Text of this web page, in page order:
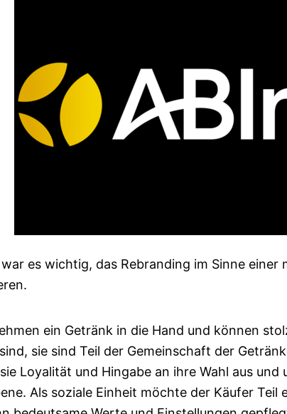
es wichtig, das Rebranding im Sinne
ein Getränk in die Hand und können
sie sind Teil der Gemeinschaft der
Loyalität und Hingabe an ihre Wahl aus
Als soziale Einheit möchte der Käufer